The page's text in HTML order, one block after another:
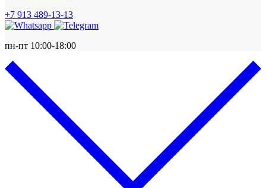
+7 913 489-13-13
пн-пт 10:00-18:00